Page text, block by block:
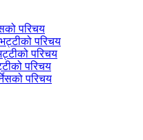
परिचय
परिचय
परिचय
परिचय
परिचय